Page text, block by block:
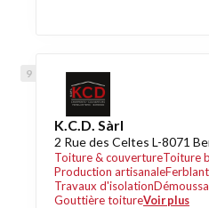
K.C.D. Sàrl
2 Rue des Celtes L-8071
Toiture & couvertureToiture
Production artisanale
Travaux d'isolation
Gouttière toitureVoir plus